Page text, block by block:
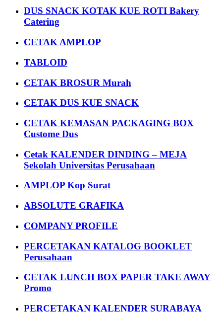
DUS SNACK KOTAK KUE ROTI Bakery
Catering
CETAK AMPLOP
TABLOID
CETAK BROSUR Murah
CETAK DUS KUE SNACK
CETAK KEMASAN PACKAGING BOX
Custome Dus
Cetak KALENDER DINDING – MEJA
Sekolah Universitas Perusahaan
AMPLOP Kop Surat
ABSOLUTE GRAFIKA
COMPANY PROFILE
PERCETAKAN KATALOG BOOKLET
Perusahaan
CETAK LUNCH BOX PAPER TAKE AWAY
Promo
PERCETAKAN KALENDER SURABAYA